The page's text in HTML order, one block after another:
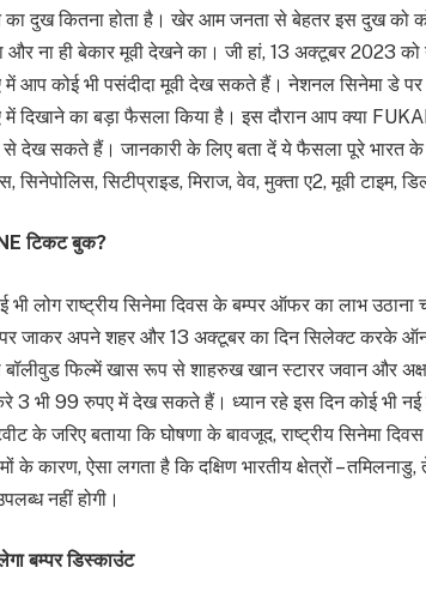
का दुख कितना होता है। खेर आम जनता से बेहतर इस दुख
और ना ही बेकार मूवी देखने का। जी हां, 13 अक्टूबर 2023 को
आप कोई भी पसंदीदा मूवी देख सकते हैं। नेशनल सिनेमा डे पर
में दिखाने का बड़ा फैसला किया है। इस दौरान आप क्या
से देख सकते हैं। जानकारी के लिए बता दें ये फैसला पूरे भारत
सिनेपोलिस, सिटीप्राइड, मिराज, वेव, मुक्ता ए2, मूवी टाइम,
टिकट बुक?
भी लोग राष्ट्रीय सिनेमा दिवस के बम्पर ऑफर का लाभ
पर जाकर अपने शहर और 13 अक्टूबर का दिन सिलेक्ट करके
फिल्में खास रूप से शाहरुख खान स्टारर जवान और
भी 99 रुपए में देख सकते हैं। ध्यान रहे इस दिन कोई भी नई
के जरिए बताया कि घोषणा के बावजूद, राष्ट्रीय सिनेमा
के कारण, ऐसा लगता है कि दक्षिण भारतीय क्षेत्रों –
नहीं होगी।
बम्पर डिस्काउंट